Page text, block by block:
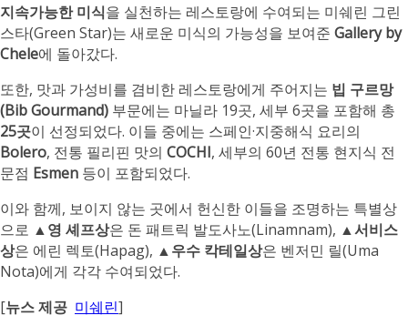
지속가능한 미식을 실천하는 레스토랑에 수여되는 미쉐린 그린
스타(Green Star)는 새로운 미식의 가능성을 보여준 Gallery by
Chele에 돌아갔다.
또한, 맛과 가성비를 겸비한 레스토랑에게 주어지는 빕 구르망
(Bib Gourmand) 부문에는 마닐라 19곳, 세부 6곳을 포함해 총
25곳이 선정되었다. 이들 중에는 스페인·지중해식 요리의
Bolero, 전통 필리핀 맛의 COCHI, 세부의 60년 전통 현지식 전
문점 Esmen 등이 포함되었다.
이와 함께, 보이지 않는 곳에서 헌신한 이들을 조명하는 특별상
으로 ▲영 셰프상은 돈 패트릭 발도사노(Linamnam), ▲서비스
상은 에린 렉토(Hapag), ▲우수 칵테일상은 벤저민 릴(Uma
Nota)에게 각각 수여되었다.
[뉴스 제공 미쉐린]